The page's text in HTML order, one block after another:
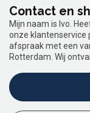
Contact en
Mijn naam is Ivo.
onze klantenservice
afspraak met een
Rotterdam. Wij